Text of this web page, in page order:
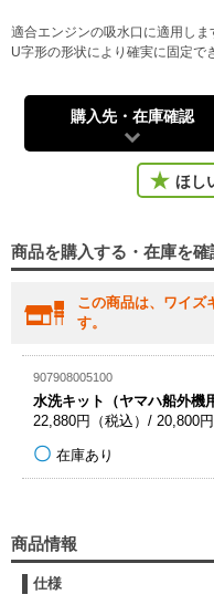
適合エンジンの吸水口に適用しま
U字形の形状により確実に固定で
購入先・在庫確認
ほし
商品を購入する・在庫を確
この商品は、ワイズ
す。
907908005100
水洗キット（ヤマハ船外機
22,880円（税込）/ 20,800円
在庫あり
商品情報
仕様